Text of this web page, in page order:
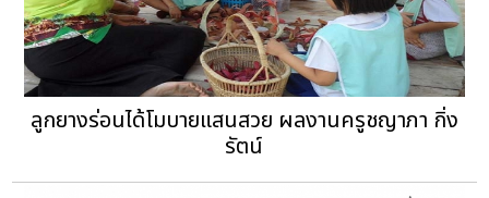
ลูกยางร่อนได้โมบายแสนสวย ผลงานครูชญาภา กิ่ง
รัตน์